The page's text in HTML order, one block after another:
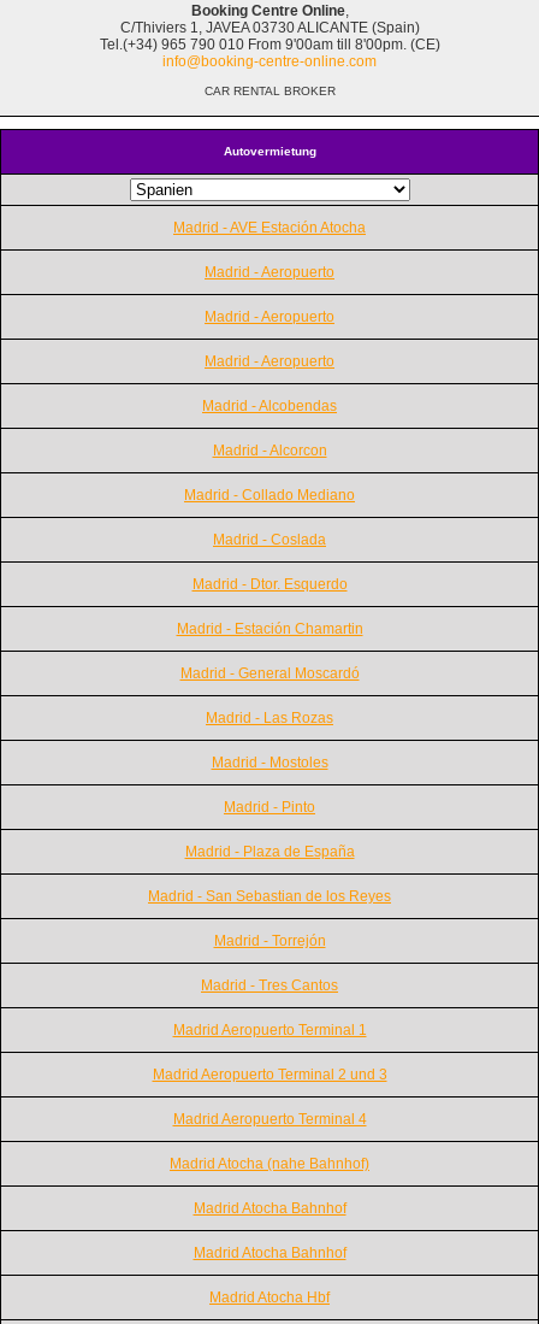
Autovermietung
Madrid - AVE Estación Atocha
Madrid - Aeropuerto
Madrid - Aeropuerto
Madrid - Aeropuerto
Madrid - Alcobendas
Madrid - Alcorcon
Madrid - Collado Mediano
Madrid - Coslada
Madrid - Dtor. Esquerdo
Madrid - Estación Chamartin
Madrid - General Moscardó
Madrid - Las Rozas
Madrid - Mostoles
Madrid - Pinto
Madrid - Plaza de España
Madrid - San Sebastian de los Reyes
Madrid - Torrejón
Madrid - Tres Cantos
Madrid Aeropuerto Terminal 1
Madrid Aeropuerto Terminal 2 und 3
Madrid Aeropuerto Terminal 4
Madrid Atocha (nahe Bahnhof)
Madrid Atocha Bahnhof
Madrid Atocha Bahnhof
Madrid Atocha Hbf
Booking Centre Online,
C/Thiviers 1, JAVEA 03730 ALICANTE (Spain)
Tel.(+34) 965 790 010 From 9'00am till 8'00pm. (CE)
info@booking-centre-online.com
CAR RENTAL BROKER